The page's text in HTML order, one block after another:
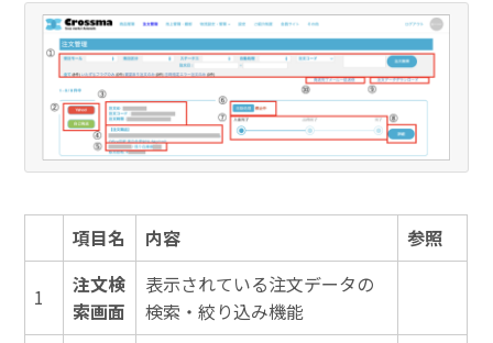
項目名 内容 参照
1
注文検
索画面
表示されている注文データの
検索・絞り込み機能